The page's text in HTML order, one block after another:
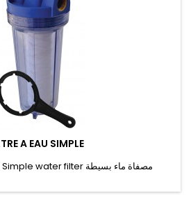
A EAU SIMPLE
Filtre à eau simple Simple water filter مصفاة ماء بسيطة